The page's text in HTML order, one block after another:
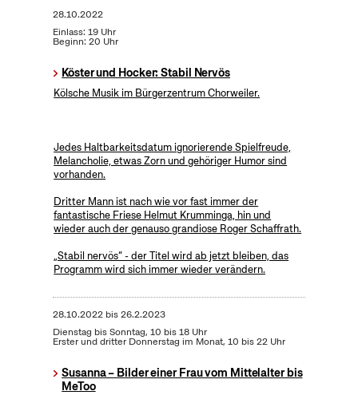
28.10.2022
Einlass: 19 Uhr
Beginn: 20 Uhr
Köster und Hocker: Stabil Nervös
Kölsche Musik im Bürgerzentrum Chorweiler.
Jedes Haltbarkeitsdatum ignorierende Spielfreude,
Melancholie, etwas Zorn und gehöriger Humor sind
vorhanden.
Dritter Mann ist nach wie vor fast immer der
fantastische Friese Helmut Krumminga, hin und
wieder auch der genauso grandiose Roger Schaffrath.
„Stabil nervös“ - der Titel wird ab jetzt bleiben, das
Programm wird sich immer wieder verändern.
28.10.2022bis26.2.2023
Dienstag bis Sonntag, 10 bis 18 Uhr
Erster und dritter Donnerstag im Monat, 10 bis 22 Uhr
Susanna – Bilder einer Frau vom Mittelalter bis
MeToo